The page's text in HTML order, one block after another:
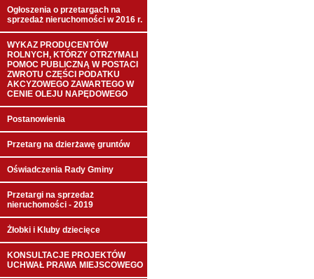
Ogłoszenia o przetargach na
sprzedaż nieruchomości w 2016 r.
WYKAZ PRODUCENTÓW
ROLNYCH, KTÓRZY OTRZYMALI
POMOC PUBLICZNĄ W POSTACI
ZWROTU CZĘŚCI PODATKU
AKCYZOWEGO ZAWARTEGO W
CENIE OLEJU NAPĘDOWEGO
Postanowienia
Przetarg na dzierżawę gruntów
Oświadczenia Rady Gminy
Przetargi na sprzedaż
nieruchomości - 2019
Żłobki i Kluby dziecięce
KONSULTACJE PROJEKTÓW
UCHWAŁ PRAWA MIEJSCOWEGO